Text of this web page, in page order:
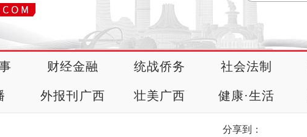
财经金融 统战侨务 社会法制
外报刊广西 壮美广西 健康·生活
分享到：